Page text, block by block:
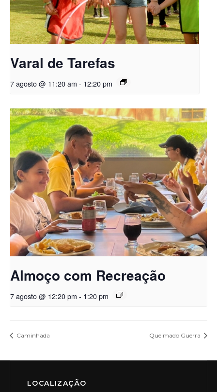
Varal de Tarefas
7 agosto @ 11:20 am - 12:20 pm
Almoço com Recreação
7 agosto @ 12:20 pm - 1:20 pm
Caminhada Queimado Guerra
LOCALIZAÇÃO